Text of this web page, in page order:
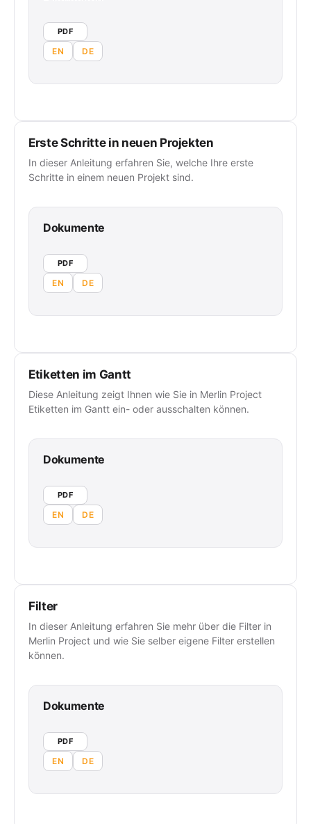
PDF
EN DE
Erste Schritte in neuen Projekten
In dieser Anleitung erfahren Sie, welche Ihre erste
Schritte in einem neuen Projekt sind.
Dokumente
PDF
EN DE
Etiketten im Gantt
Diese Anleitung zeigt Ihnen wie Sie in Merlin Project
Etiketten im Gantt ein- oder ausschalten können.
Dokumente
PDF
EN DE
Filter
In dieser Anleitung erfahren Sie mehr über die Filter in
Merlin Project und wie Sie selber eigene Filter erstellen
können.
Dokumente
PDF
EN DE